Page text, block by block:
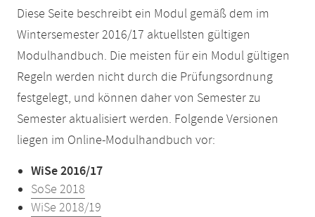
Diese Seite beschreibt ein Modul gemäß dem im
Wintersemester 2016/17 aktuellsten gültigen
Modulhandbuch. Die meisten für ein Modul gültigen
Regeln werden nicht durch die Prüfungsordnung
festgelegt, und können daher von Semester zu
Semester aktualisiert werden. Folgende Versionen
liegen im Online-Modulhandbuch vor:
WiSe 2016/17
SoSe 2018
WiSe 2018/19